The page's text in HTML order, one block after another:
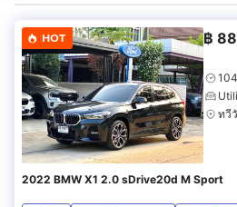
HOT ฿
ทวี
2022 BMW X1 2.0 sDrive20d M Sport